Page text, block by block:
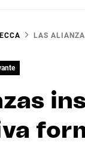
LAS